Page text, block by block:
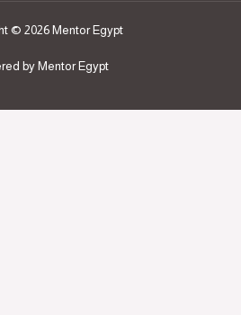
Copyright © 2026 Mentor Egypt
Powered by Mentor Egypt